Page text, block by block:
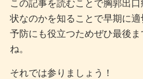
この記事を読むことで胸郭出
状なのかを知ることで早期に適
予防にも役立つためぜひ最後
ね。
それでは参りましょう！